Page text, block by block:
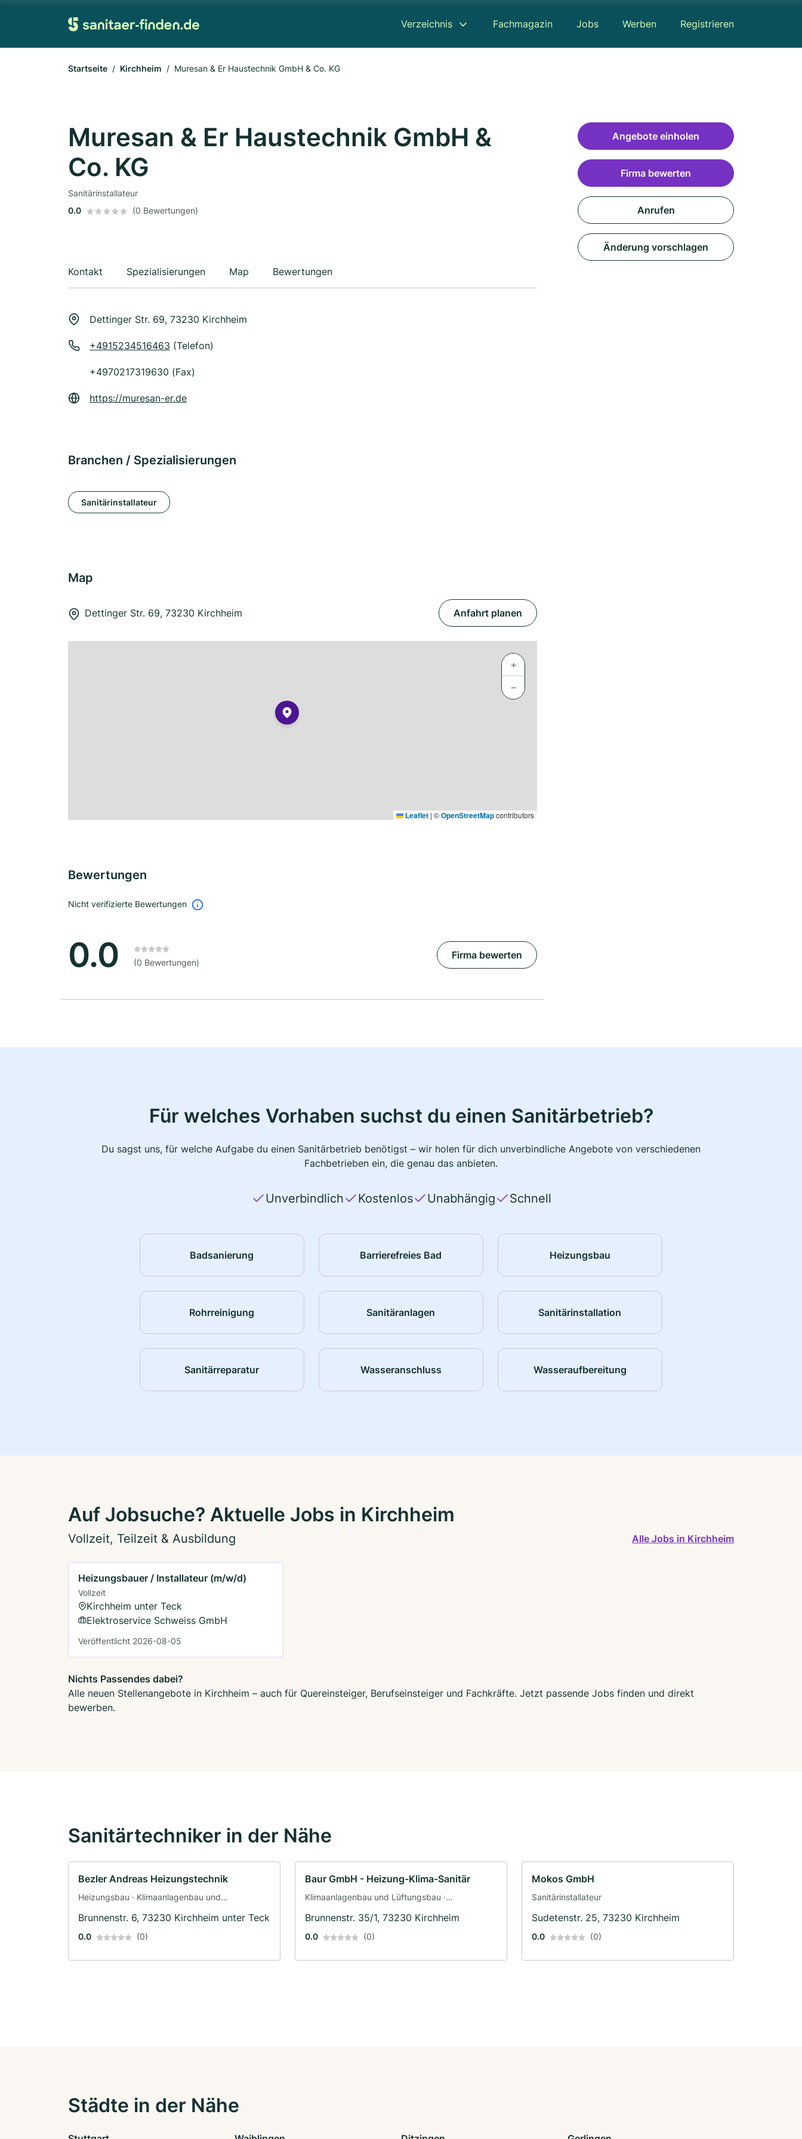
Verzeichnis Fachmagazin Jobs Werben Registrieren
Startseite Kirchheim Muresan & Er Haustechnik GmbH & Co. KG
Muresan & Er Haustechnik GmbH &
Co. KG
Sanitärinstallateur
0.0
(0 Bewertungen)
Kontakt Spezialisierungen Map Bewertungen
Dettinger Str. 69, 73230 Kirchheim
+4915234516463 (Telefon)
+4970217319630 (Fax)
https://muresan-er.de
Branchen / Spezialisierungen
Sanitärinstallateur
Map
Dettinger Str. 69, 73230 Kirchheim Anfahrt planen
+
−
Leaflet | ©OpenStreetMapcontributors
Bewertungen
Nicht verifizierte Bewertungen
0.0 (0 Bewertungen)
Firma bewerten
Angebote einholen
Firma bewerten
Anrufen
Änderung vorschlagen
Für welches Vorhaben suchst du einen Sanitärbetrieb?
Du sagst uns, für welche Aufgabe du einen Sanitärbetrieb benötigst – wir holen für dich unverbindliche Angebote von verschiedenen
Fachbetrieben ein, die genau das anbieten.
Unverbindlich Kostenlos Unabhängig Schnell
Badsanierung Barrierefreies Bad Heizungsbau
Rohrreinigung Sanitäranlagen Sanitärinstallation
Sanitärreparatur Wasseranschluss Wasseraufbereitung
Auf Jobsuche? Aktuelle Jobs in Kirchheim
Vollzeit, Teilzeit & Ausbildung Alle Jobs in Kirchheim
Heizungsbauer / Installateur (m/w/d)
Vollzeit
Kirchheim unter Teck
Elektroservice Schweiss GmbH
Veröffentlicht 2026-08-05
Nichts Passendes dabei?
Alle neuen Stellenangebote in Kirchheim – auch für Quereinsteiger, Berufseinsteiger und Fachkräfte. Jetzt passende Jobs finden und direkt
bewerben.
Sanitärtechniker in der Nähe
Bezler Andreas Heizungstechnik
Heizungsbau · Klimaanlagenbau und
Brunnenstr. 6, 73230 Kirchheim unter Teck
0.0 (0)
Baur GmbH - Heizung-Klima-Sanitär
Klimaanlagenbau und Lüftungsbau ·
Brunnenstr. 35/1, 73230 Kirchheim
0.0 (0)
Mokos GmbH
Sanitärinstallateur
Sudetenstr. 25, 73230 Kirchheim
0.0 (0)
Städte in der Nähe